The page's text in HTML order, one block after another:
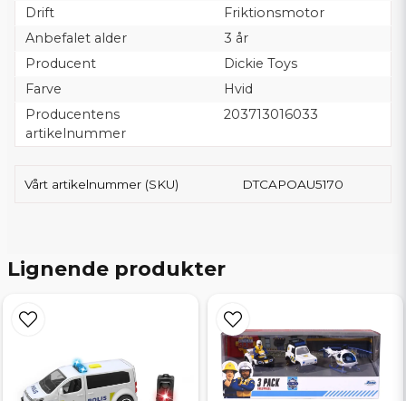
Drift
Friktionsmotor
Anbefalet alder
3 år
Producent
Dickie Toys
Farve
Hvid
Producentens
artikelnummer
203713016033
Vårt artikelnummer (SKU) DTCAPOAU5170
Lignende produkter